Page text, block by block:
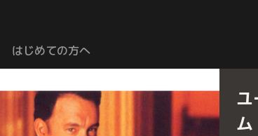
はじめての方へ